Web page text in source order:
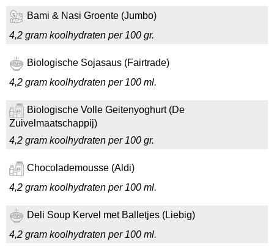
Bami & Nasi Groente (Jumbo)
4,2 gram koolhydraten per 100 gr.
Biologische Sojasaus (Fairtrade)
4,2 gram koolhydraten per 100 ml.
Biologische Volle Geitenyoghurt (De
Zuivelmaatschappij)
4,2 gram koolhydraten per 100 gr.
Chocolademousse (Aldi)
4,2 gram koolhydraten per 100 ml.
Deli Soup Kervel met Balletjes (Liebig)
4,2 gram koolhydraten per 100 ml.